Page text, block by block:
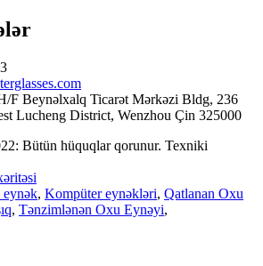
F Beynəlxalq Ticarət Mərkəzi Bldg, 236
Lucheng District, Wenzhou Çin 325000
Bütün hüquqlar qorunur. Texniki
eynək, Kompüter eynəkləri, Qatlanan Oxu
, Tənzimlənən Oxu Eynəyi,